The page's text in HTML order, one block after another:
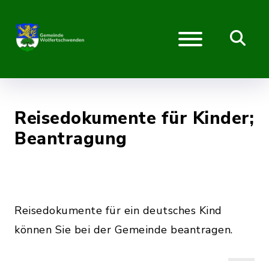
Reisedokumente für Kinder;
Beantragung
Reisedokumente für ein deutsches Kind
können Sie bei der Gemeinde beantragen.